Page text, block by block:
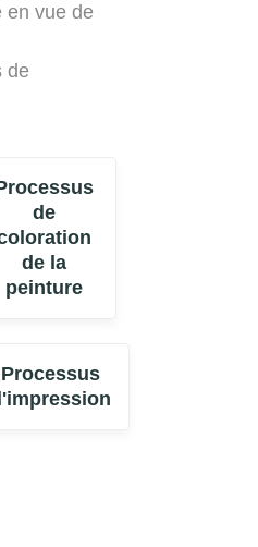
en vue de
de
de
de la
peinture
Processus